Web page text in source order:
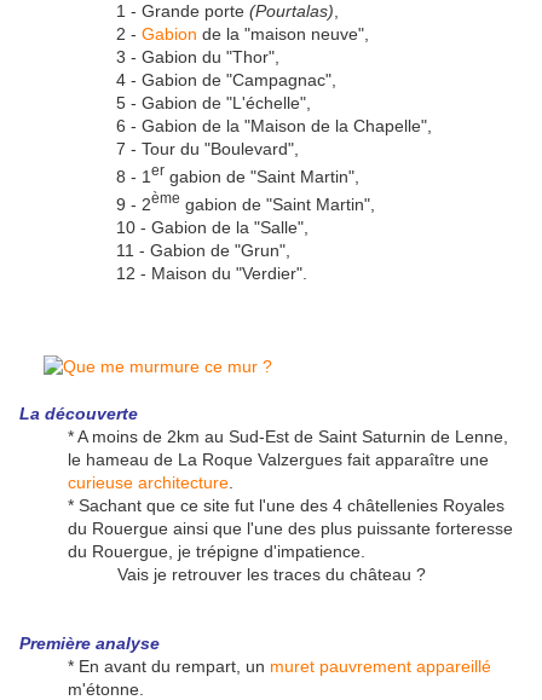
1 - Grande porte (Pourtalas)
2 - Gabion de la "maison neuve",
3 - Gabion du "Thor",
4 - Gabion de "Campagnac",
5 - Gabion de "L'échelle",
6 - Gabion de la "Maison de la Chapelle",
7 - Tour du "Boulevard",
8 - 1 er gabion de "Saint Martin",
9 - 2ème gabion de "Saint Martin",
10 - Gabion de la "Salle",
11 - Gabion de "Grun",
12 - Maison du "Verdier".
La découverte
* A moins de 2km au Sud-Est de Saint Saturnin de Lenne,
le hameau de La Roque Valzergues fait apparaître une
curieuse architecture
* Sachant que ce site fut l'une des 4 châtellenies Royales
du Rouergue ainsi que l'une des plus puissante forteresse
du Rouergue, je trépigne d'impatience.
Vais je retrouver les traces du château ?
Première analyse
* En avant du rempart, un muret pauvrement appareillé
m'étonne.